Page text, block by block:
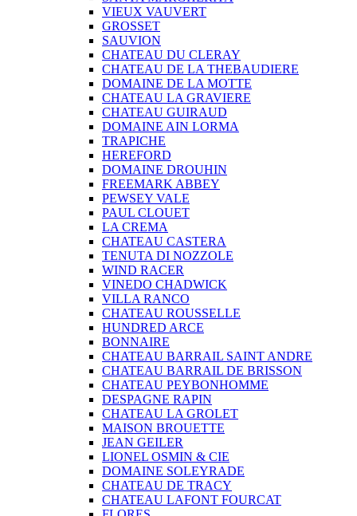
VIEUX VAUVERT
GROSSET
SAUVION
CHATEAU DU CLERAY
CHATEAU DE LA THEBAUDIERE
DOMAINE DE LA MOTTE
CHATEAU LA GRAVIERE
CHATEAU GUIRAUD
DOMAINE AIN LORMA
TRAPICHE
HEREFORD
DOMAINE DROUHIN
FREEMARK ABBEY
PEWSEY VALE
PAUL CLOUET
LA CREMA
CHATEAU CASTERA
TENUTA DI NOZZOLE
WIND RACER
VINEDO CHADWICK
VILLA RANCO
CHATEAU ROUSSELLE
HUNDRED ARCE
BONNAIRE
CHATEAU BARRAIL SAINT ANDRE
CHATEAU BARRAIL DE BRISSON
CHATEAU PEYBONHOMME
DESPAGNE RAPIN
CHATEAU LA GROLET
MAISON BROUETTE
JEAN GEILER
LIONEL OSMIN & CIE
DOMAINE SOLEYRADE
CHATEAU DE TRACY
CHATEAU LAFONT FOURCAT